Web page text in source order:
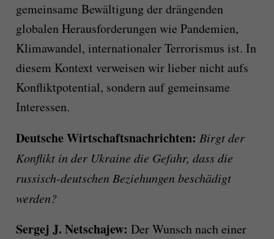
gemeinsame Bewältigung der drängenden
globalen Herausforderungen wie Pandemien,
Klimawandel, internationaler Terrorismus ist. In
diesem Kontext verweisen wir lieber nicht aufs
Konfliktpotential, sondern auf gemeinsame
Interessen.
Deutsche Wirtschaftsnachrichten: Birgt der
Konflikt in der Ukraine die Gefahr, dass die
russisch-deutschen Beziehungen beschädigt
werden?
Sergej J. Netschajew: Der Wunsch nach einer